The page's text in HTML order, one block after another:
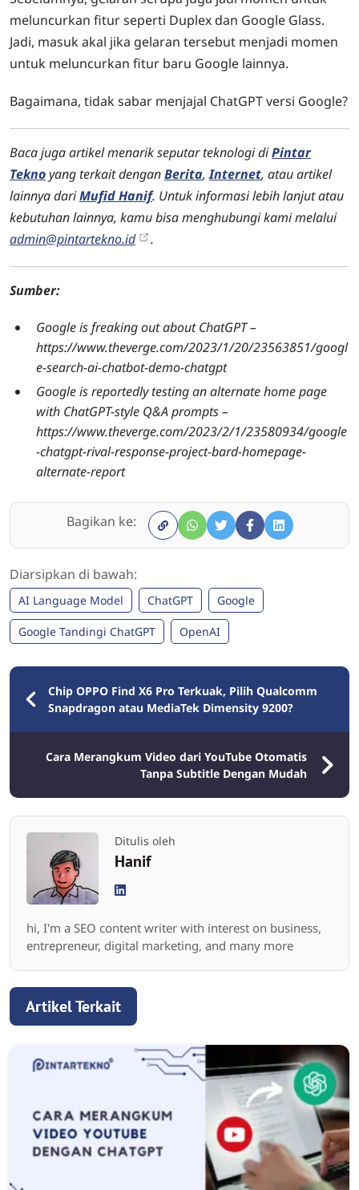
meluncurkan fitur seperti Duplex dan Google Glass.
Jadi, masuk akal jika gelaran tersebut menjadi momen
untuk meluncurkan fitur baru Google lainnya.
Bagaimana, tidak sabar menjajal ChatGPT versi Google?
Baca juga artikel menarik seputar teknologi diPintar
Teknoyang terkait denganBerita,Internet, atau artikel
lainnya dariMufid Hanif. Untuk informasi lebih lanjut atau
kebutuhan lainnya, kamu bisa menghubungi kami melalui
admin@pintartekno.id
.
Sumber:
Google is freaking out about ChatGPT –
https://www.theverge.com/2023/1/20/23563851/googl
e-search-ai-chatbot-demo-chatgpt
Google is reportedly testing an alternate home page
with ChatGPT-style Q&A prompts –
https://www.theverge.com/2023/2/1/23580934/google
-chatgpt-rival-response-project-bard-homepage-
alternate-report
Bagikan ke:
Diarsipkan di bawah:
AI Language Model ChatGPT Google
Google Tandingi ChatGPT OpenAI
Chip OPPO Find X6 Pro Terkuak, Pilih Qualcomm
Snapdragon atau MediaTek Dimensity 9200?
Cara Merangkum Video dari YouTube Otomatis
Tanpa Subtitle Dengan Mudah
Ditulis oleh
Hanif
hi, I'm a SEO content writer with interest on business,
entrepreneur, digital marketing, and many more
Artikel Terkait